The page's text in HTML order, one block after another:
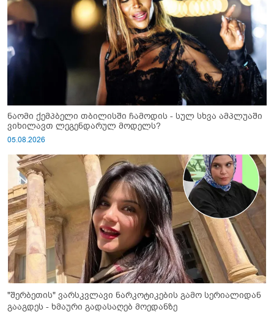
ნაომი ქემპბელი თბილისში ჩამოდის - სულ სხვა ამპლუაში
ვიხილავთ ლეგენდარულ მოდელს?
05.08.2026
"შერბეთის" ვარსკვლავი ნარკოტიკების გამო სერიალიდან
გააგდეს - ხმაური გადასაღებ მოედანზე